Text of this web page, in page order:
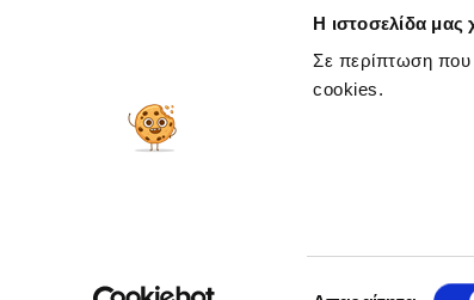
Η ιστοσελίδα μας
Σε περίπτωση που
cookies.